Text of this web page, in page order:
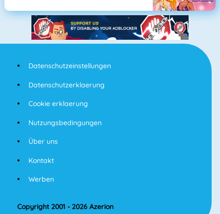
Datenschutzeinstellungen
Datenschutzerklaerung
Cookie erklaerung
Nutzungsbedingungen
Über uns
Kontakt
Werben
Copyright 2001 - 2026 Azerion